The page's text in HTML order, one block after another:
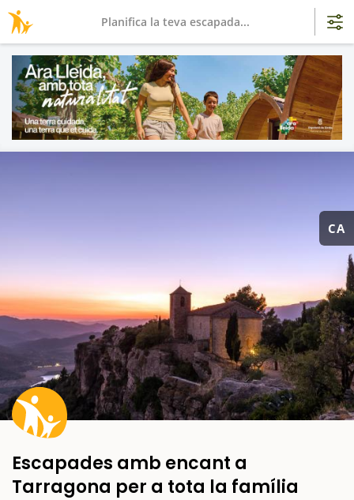
CA
Escapades amb encant a
Tarragona per a tota la família
Planifica la teva escapada...